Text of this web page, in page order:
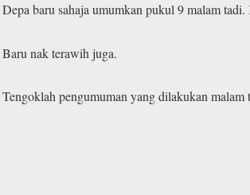
Depa baru sahaja umumkan pukul 9 malam
Baru nak terawih juga.
Tengoklah pengumuman yang dilakukan